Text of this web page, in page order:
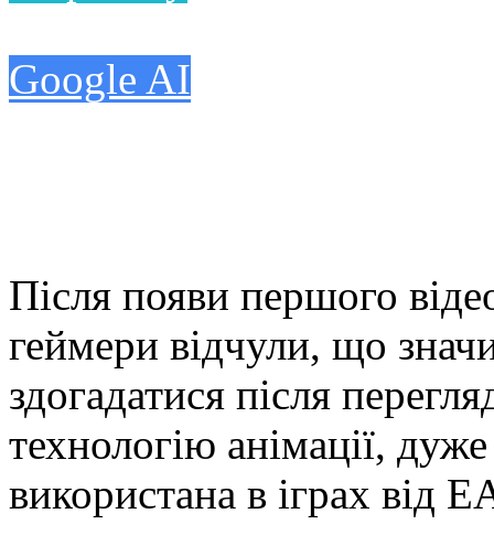
Google AI
Після появи першого
геймери відчули, що
здогадатися після
технологію анімації,
використана в іграх від